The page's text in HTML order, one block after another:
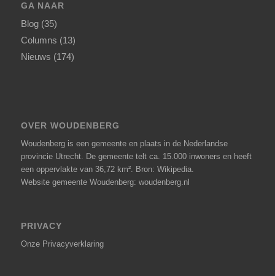
GA NAAR
Blog(35)
Columns (13)
Nieuws (174)
OVER WOUDENBERG
Woudenberg is een gemeente en plaats in de Nederlandse
provincie Utrecht. De gemeente telt ca. 15.000 inwoners en heeft
een oppervlakte van 36,72 km². Bron: Wikipedia.
Website gemeente Woudenberg: woudenberg.nl
PRIVACY
Onze Privacyverklaring